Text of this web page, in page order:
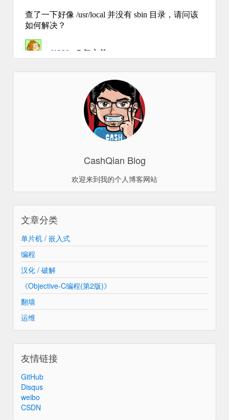
CashQian Blog
欢迎来到我的个人博客网站
文章分类
单片机 / 嵌入式
编程
汉化 / 破解
《Objective-C编程(第2版)》
翻墙
运维
友情链接
GitHub
Disqus
weibo
CSDN